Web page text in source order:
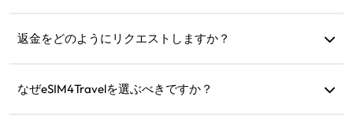
めに、モバイルデータをeSIMでのみ有効にしてください。
返金をどのようにリクエストしますか？
合、または技術的な問題がある場合、返金をリクエストで
なぜeSIM4Travelを選ぶべきですか？